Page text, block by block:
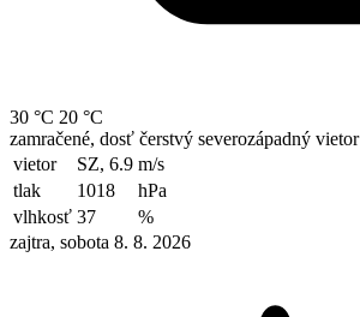
30 °C 20 °C
zamračené, dosť čerstvý severozápadný vietor
vietor
SZ, 6.9 m/s
tlak
1018
hPa
vlhkosť 37
%
zajtra, sobota 8. 8. 2026